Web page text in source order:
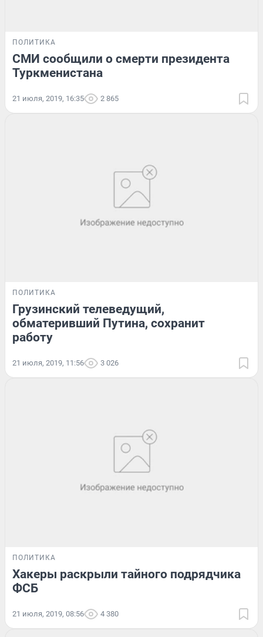
ПОЛИТИКА
СМИ сообщили о смерти президента
Туркменистана
21 июля, 2019, 16:35 2 865
ПОЛИТИКА
Грузинский телеведущий,
обматеривший Путина, сохранит
работу
21 июля, 2019, 11:56 3 026
ПОЛИТИКА
Хакеры раскрыли тайного подрядчика
ФСБ
21 июля, 2019, 08:56 4 380